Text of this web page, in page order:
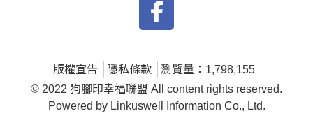
版權宣告 隱私條款
瀏覽量：1,798,155
© 2022 狗腳印幸福聯盟 All content rights reserved.
Powered by Linkuswell Information Co., Ltd.